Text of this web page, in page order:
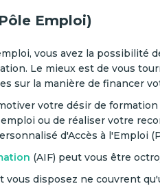
Emploi)
vous avez la possibilité
Le mieux est de vous
sur la manière de financer
votre désir de
ou de réaliser votre
d'Accès à l'Emploi
(AIF) peut vous être
vous disposez ne couvrent